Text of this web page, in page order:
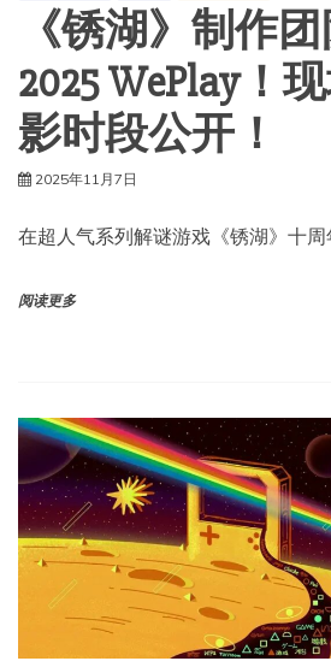
《锈湖》制作
2025 WePlay！
影时段公开！
2025年11月7日
在超人气系列解谜游戏《锈湖》十
阅读更多